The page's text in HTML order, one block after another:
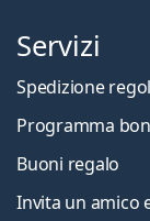
Servizi
Spedizione
Programma
Buoni regalo
Invita un amico